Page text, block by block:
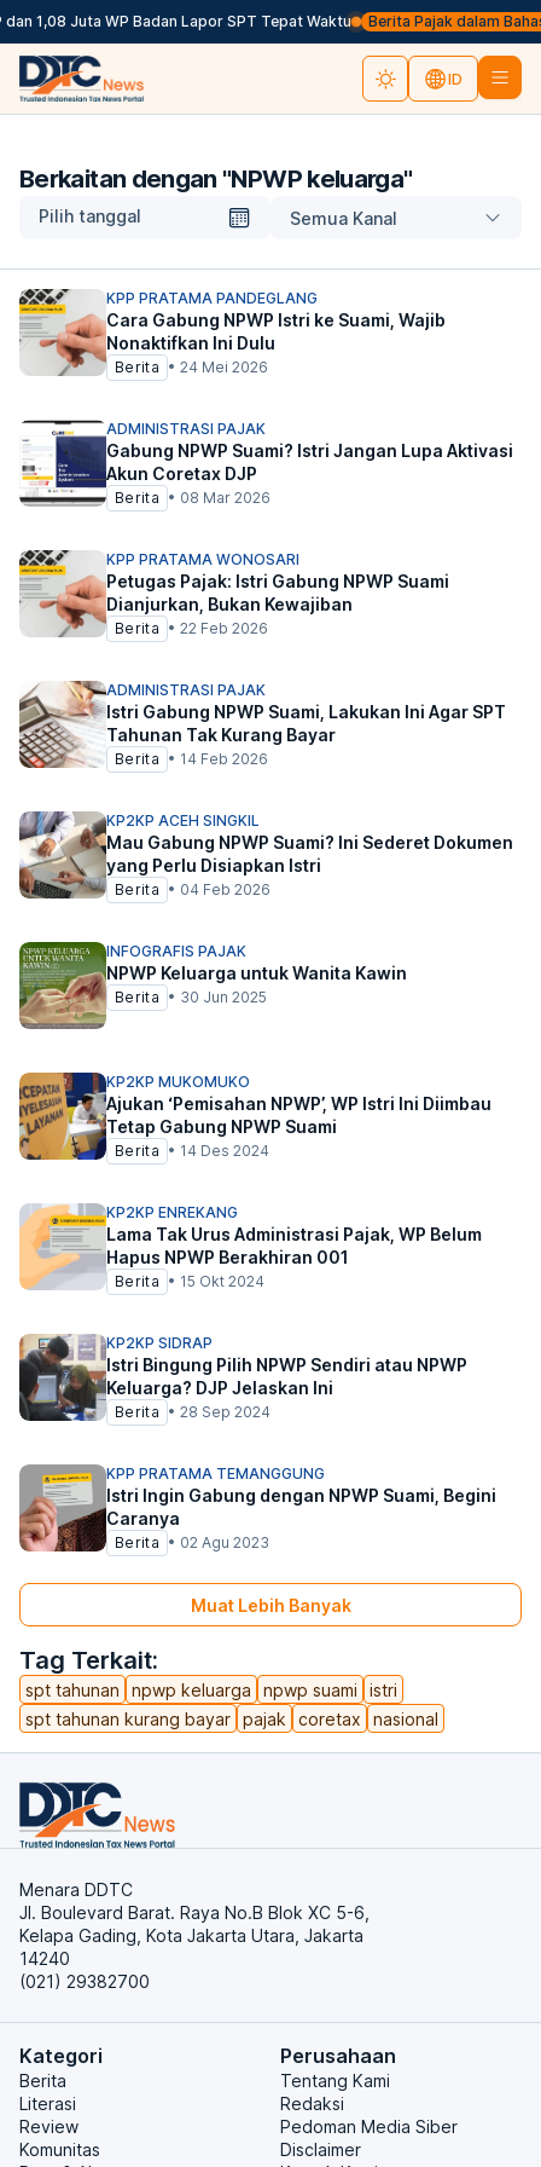
1,08 Juta WP Badan Lapor SPT Tepat Waktu Berita Pajak dalam
ID
Berkaitan dengan "NPWP keluarga"
Pilih tanggal Semua Kanal
Tag Terkait:
spt tahunan npwp keluarga npwp suami
istri
spt tahunan kurang bayar pajak coretax nasional
KPP PRATAMA PANDEGLANG
Cara Gabung NPWP Istri ke Suami, Wajib
Nonaktifkan Ini Dulu
Berita • 24 Mei 2026
ADMINISTRASI PAJAK
Gabung NPWP Suami? Istri Jangan Lupa Aktivasi
Akun Coretax DJP
Berita • 08 Mar 2026
KPP PRATAMA WONOSARI
Petugas Pajak: Istri Gabung NPWP Suami
Dianjurkan, Bukan Kewajiban
Berita • 22 Feb 2026
ADMINISTRASI PAJAK
Istri Gabung NPWP Suami, Lakukan Ini Agar SPT
Tahunan Tak Kurang Bayar
Berita • 14 Feb 2026
KP2KP ACEH SINGKIL
Mau Gabung NPWP Suami? Ini Sederet Dokumen
yang Perlu Disiapkan Istri
Berita • 04 Feb 2026
INFOGRAFIS PAJAK
NPWP Keluarga untuk Wanita Kawin
Berita • 30 Jun 2025
KP2KP MUKOMUKO
Ajukan ‘Pemisahan NPWP’, WP Istri Ini Diimbau
Tetap Gabung NPWP Suami
Berita • 14 Des 2024
KP2KP ENREKANG
Lama Tak Urus Administrasi Pajak, WP Belum
Hapus NPWP Berakhiran 001
Berita • 15 Okt 2024
KP2KP SIDRAP
Istri Bingung Pilih NPWP Sendiri atau NPWP
Keluarga? DJP Jelaskan Ini
Berita • 28 Sep 2024
KPP PRATAMA TEMANGGUNG
Istri Ingin Gabung dengan NPWP Suami, Begini
Caranya
Berita • 02 Agu 2023
Muat Lebih Banyak
Menara DDTC
Jl. Boulevard Barat. Raya No.B Blok XC 5-6,
Kelapa Gading, Kota Jakarta Utara, Jakarta
14240
(021) 29382700
Kategori
Berita
Literasi
Review
Komunitas
Perusahaan
Tentang Kami
Redaksi
Pedoman Media Siber
Disclaimer